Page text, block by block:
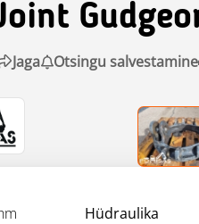
Jaga Otsingu salvestamine
Hüdraulika